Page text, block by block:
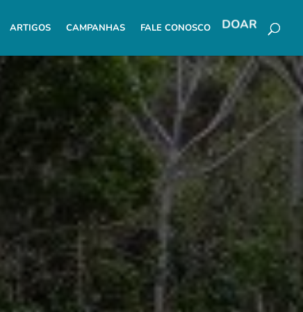
ARTIGOS CAMPANHAS FALE CONOSCO DOAR